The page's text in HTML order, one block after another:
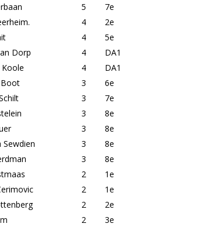
5
7e
4
2e
4
5e
Dorp 4
DA1
4
DA1
3
6e
3
7e
3
8e
3
8e
Sewdien 3
8e
3
8e
2
1e
2
1e
2
2e
2
3e